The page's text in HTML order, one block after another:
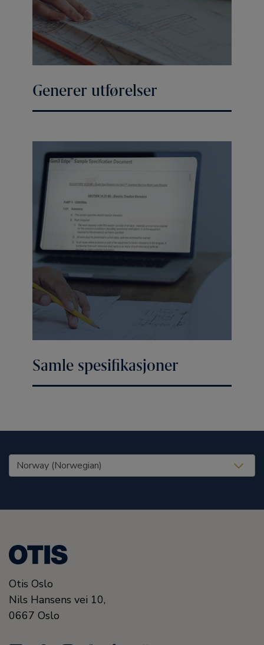
Generer utførelser
Samle spesifikasjoner
United States (EN)
Otis Oslo
Nils Hansens vei 10,
0667 Oslo